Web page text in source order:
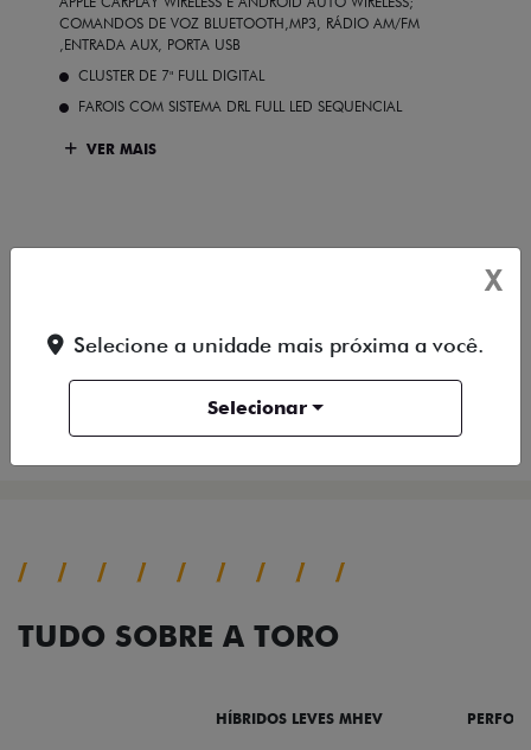
COMANDOS DE VOZ BLUETOOTH,MP3, RÁDIO AM/FM
,ENTRADA AUX, PORTA USB
CLUSTER DE 7" FULL DIGITAL
FAROIS COM SISTEMA DRL FULL LED SEQUENCIAL
VER MAIS
ENTRAR EM CONTATO
TUDO SOBRE A TORO
HÍBRIDOS LEVES MHEV
X
Selecione a unidade mais próxima a você.
Selecionar